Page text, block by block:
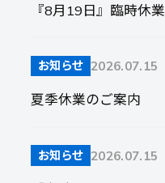
『8月19日』臨時休
お知らせ 2026.07.15
夏季休業のご案内
お知らせ 2026.07.15